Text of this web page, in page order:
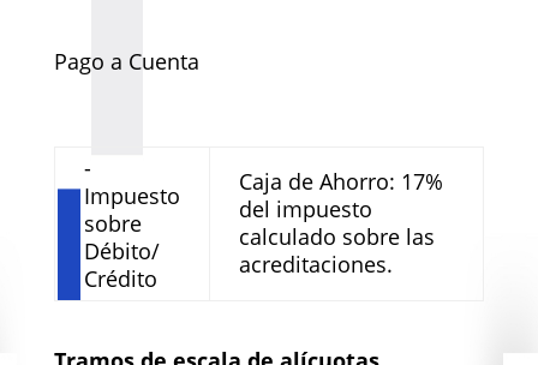
Pago a Cuenta
-
Impuesto
sobre
Débito/
Crédito
Caja de Ahorro: 17%
del impuesto
calculado sobre las
acreditaciones.